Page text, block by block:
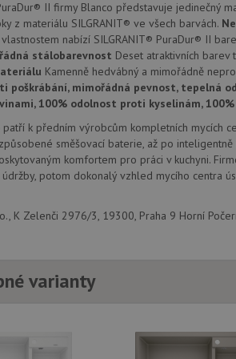
II firmy Blanco představuje jedinečný
z materiálu SILGRANIT® ve všech barvách.
nabízí SILGRANIT® PuraDur® II
stálobarevnost Deset atraktivních barev
Kamenně hedvábný a mimořádně
poškrábání, mimořádná pevnost, tepelná
100% odolnost proti kyselinám,
patří k předním výrobcům kompletních mycích
směšovací baterie, až po
komfortem pro práci v kuchyni.
potom dokonalý vzhled mycího centra
K Zelenči 2976/3, 19300, Praha 9 Horní
varianty
webové
mohl vidět
.seznam.cz
4 týdny 2
dny
Toto je velmi
nalezen jako
použit jako
.drezy-
blanco.cz
4 týdny 2
dny
Toto je
nalezen jako
Google LLC
.doubleclick.net
15 minut
Tento
(kterou
návštěvníka
Tento
Google LLC
3 měsíce
Tento
.youtube.com
nebo starou